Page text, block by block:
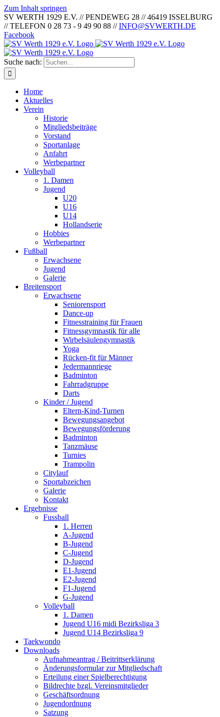
Zum Inhalt springen
SV WERTH 1929 E.V. // PENDEWEG 28 // 46419 ISSELBURG
// TELEFON 0 28 73 - 9 49 90 88 //INFO@SVWERTH.DE
Facebook
Suche nach:
Home
Aktuelles
Verein
Historie
Mitgliedsbeiträge
Vorstand
Sportanlage
Anfahrt
Werbepartner
Volleyball
1. Damen
Jugend
U20
U16
U14
Hollandserie
Hobbies
Werbepartner
Fußball
Erwachsene
Jugend
Galerie
Breitensport
Erwachsene
Seniorensport
Dance-up
Fitnesstraining für Frauen
Fitnessgymnastik für alle
Wirbelsäulengymnastik
Yoga
Rücken-fit für Männer
Jedermannriege
Badminton
Fahrradgruppe
Darts
Kinder / Jugend
Eltern-Kind-Turnen
Bewegungsangebot
Bewegungsförderung
Badminton
Tanzmäuse
Turnies
Trampolin
Citylauf
Sportabzeichen
Galerie
Kontakt
Ergebnisse
Fussball
1. Herren
A-Jugend
B-Jugend
C-Jugend
D-Jugend
E1-Jugend
E2-Jugend
F1-Jugend
G-Jugend
Volleyball
1. Damen
Jugend U16 midi Bezirksliga 3
Jugend U14 Bezirksliga 9
Taekwondo
Downloads
Aufnahmeantrag / Beitrittserklärung
Änderungsformular zur Mitgliedschaft
Erteilung einer Spielberechtigung
Bildrechte bzgl. Vereinsmitglieder
Geschäftsordnung
Jugendordnung
Satzung